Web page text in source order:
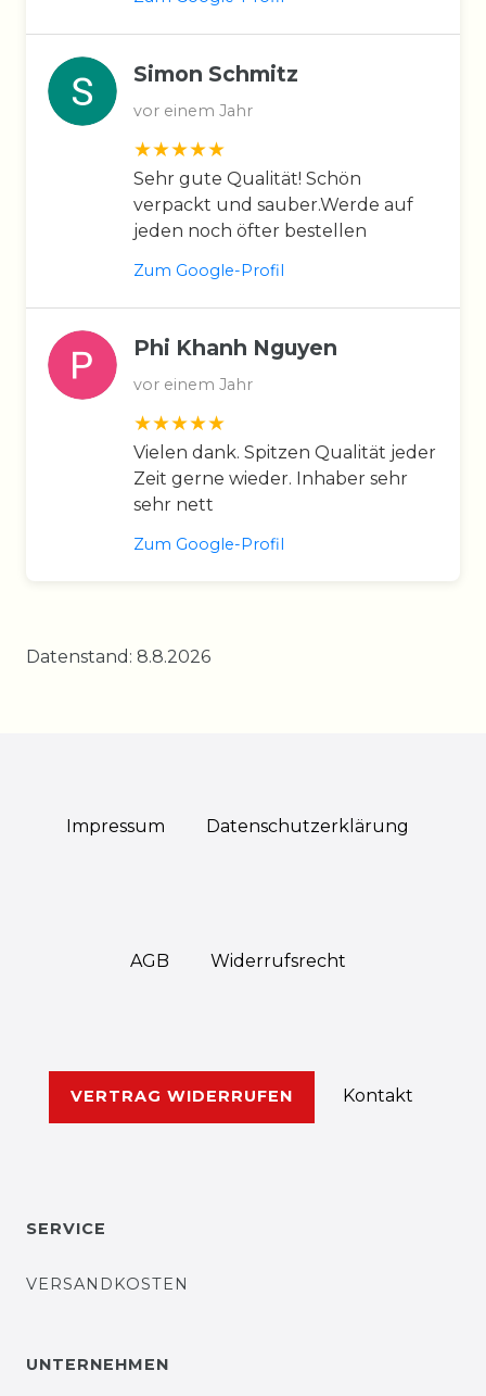
Simon Schmitz
vor einem Jahr
Sehr gute Qualität! Schön
verpackt und sauber.Werde auf
jeden noch öfter bestellen
Zum Google-Profil
Phi Khanh Nguyen
vor einem Jahr
Vielen dank. Spitzen Qualität jeder
Zeit gerne wieder. Inhaber sehr
sehr nett
Zum Google-Profil
Datenstand: 8.8.2026
Impressum Daten­schutz­erklärung
AGB Widerrufs­recht
VERTRAG WIDERRUFEN Kontakt
SERVICE
VERSANDKOSTEN
UNTERNEHMEN